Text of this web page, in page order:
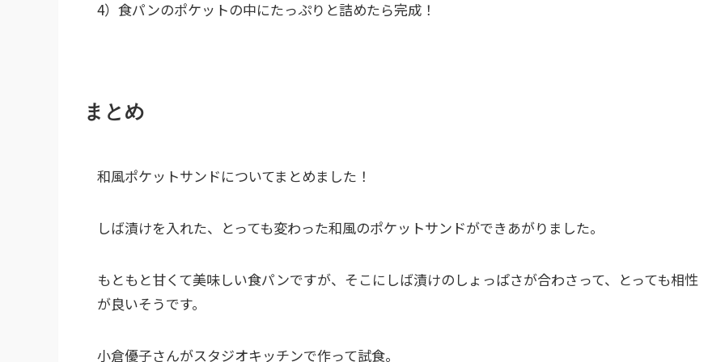
4）食パンのポケットの中にたっぷりと詰めたら完成！
まとめ
和風ポケットサンドについてまとめました！
しば漬けを入れた、とっても変わった和風のポケットサンドができあがりました。
もともと甘くて美味しい食パンですが、そこにしば漬けのしょっぱさが合わさって、とっても相性
が良いそうです。
小倉優子さんがスタジオキッチンで作って試食。